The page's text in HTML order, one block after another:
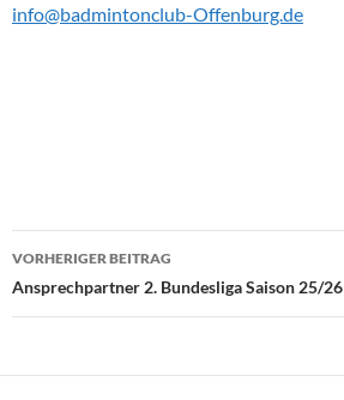
info@badmintonclub-Offenburg.de
Beitragsnavigation
VORHERIGER BEITRAG
Ansprechpartner 2. Bundesliga Saison 25/26